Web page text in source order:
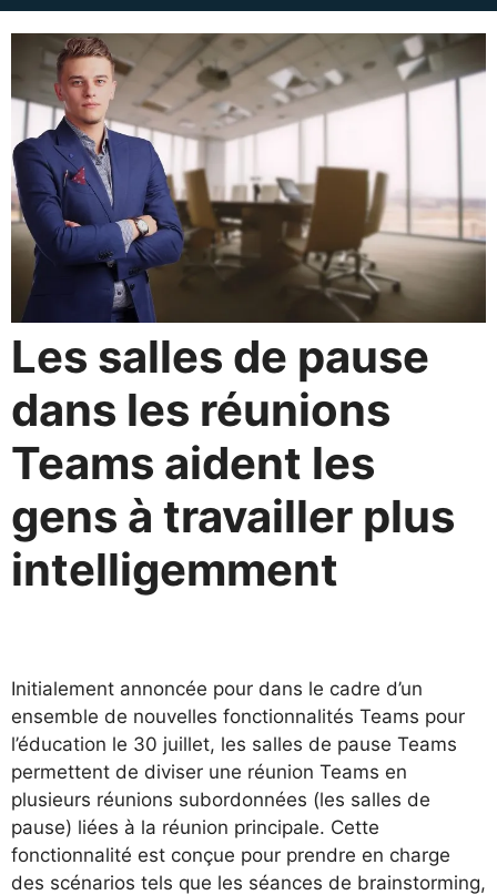
Les salles de pause
dans les réunions
Teams aident les
gens à travailler plus
intelligemment
Initialement annoncée pour dans le cadre d’un
ensemble de nouvelles fonctionnalités Teams pour
l’éducation le 30 juillet, les salles de pause Teams
permettent de diviser une réunion Teams en
plusieurs réunions subordonnées (les salles de
pause) liées à la réunion principale. Cette
fonctionnalité est conçue pour prendre en charge
des scénarios tels que les séances de brainstorming,